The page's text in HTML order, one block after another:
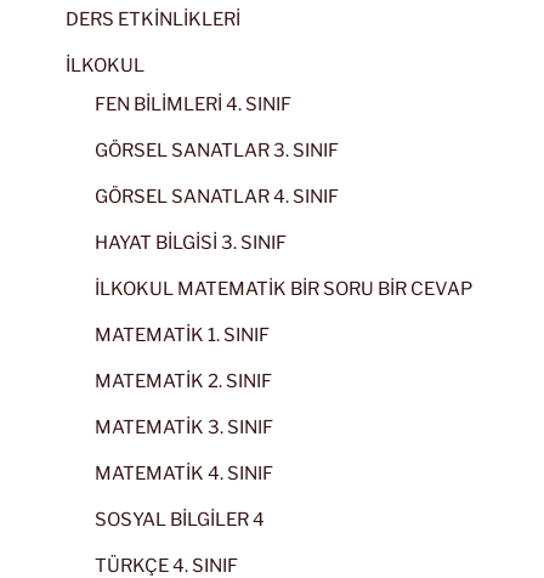
DERS ETKİNLİKLERİ
İLKOKUL
FEN BİLİMLERİ 4. SINIF
GÖRSEL SANATLAR 3. SINIF
GÖRSEL SANATLAR 4. SINIF
HAYAT BİLGİSİ 3. SINIF
İLKOKUL MATEMATİK BİR SORU BİR CEVAP
MATEMATİK 1. SINIF
MATEMATİK 2. SINIF
MATEMATİK 3. SINIF
MATEMATİK 4. SINIF
SOSYAL BİLGİLER 4
TÜRKÇE 4. SINIF